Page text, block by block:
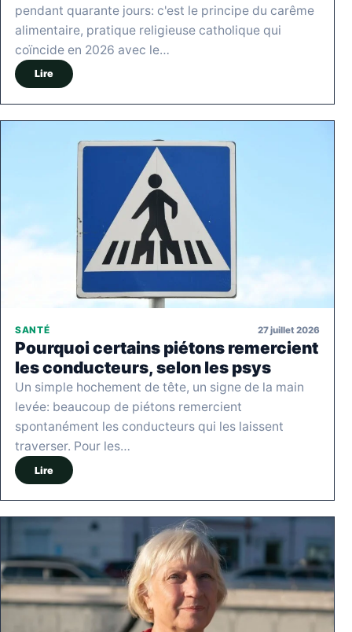
pendant quarante jours: c'est le principe du carême
alimentaire, pratique religieuse catholique qui
coïncide en 2026 avec le…
Lire
SANTÉ 27 juillet 2026
Pourquoi certains piétons remercient
les conducteurs, selon les psys
Un simple hochement de tête, un signe de la main
levée: beaucoup de piétons remercient
spontanément les conducteurs qui les laissent
traverser. Pour les…
Lire